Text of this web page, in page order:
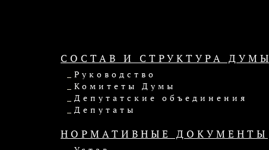
СОСТАВ И СТРУКТУРА ДУМЫ
Руководство
Комитеты Думы
Депутатские объединения
Депутаты
НОРМАТИВНЫЕ ДОКУМЕНТЫ